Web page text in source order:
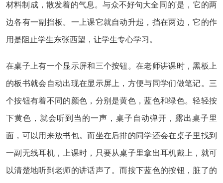
材料制成，散发着的气息。与众不好句大全同的'是，它的两
边各有一副挡板。一上课它就自动升起，挡在两边，它的作
用是阻止学生东张西望，让学生专心学习。
在桌子上有一个显示屏和三个按钮。在老师讲课时，黑板上
的板书就会自动出现在显示屏上，方便与同学们做笔记。三
个按钮有着不同的颜色，分别是黄色，蓝色和绿色。轻轻按
下黄色，就会听到当的一声，桌子自动弹开，露出桌子里
面，可以用来放书包。而坐在后排的同学还会在桌子里找到
一副无线耳机，上课时，只要从桌子里拿出耳机戴上，就可
以清楚地听到老师的讲话声了。而按下蓝色的按钮，脏了的